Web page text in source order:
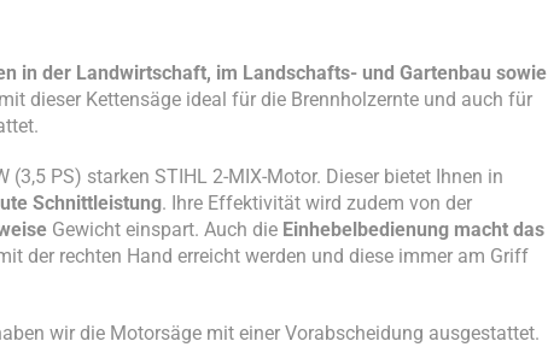
in der Landwirtschaft, im Landschafts- und Gartenbau sowie
dieser Kettensäge ideal für die Brennholzernte und auch für
PS) starken STIHL 2-MIX-Motor. Dieser bietet Ihnen in
Schnittleistung. Ihre Effektivität wird zudem von der
Gewicht einspart. Auch die Einhebelbedienung macht das
der rechten Hand erreicht werden und diese immer am Griff
wir die Motorsäge mit einer Vorabscheidung ausgestattet.